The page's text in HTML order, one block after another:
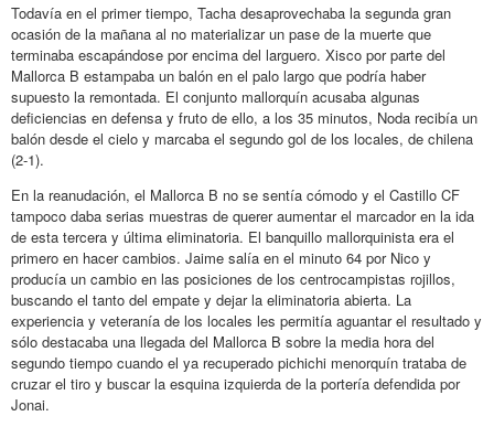
Todavía en el primer tiempo, Tacha desaprovechaba la segunda gran
ocasión de la mañana al no materializar un pase de la muerte que
terminaba escapándose por encima del larguero. Xisco por parte del
Mallorca B estampaba un balón en el palo largo que podría haber
supuesto la remontada. El conjunto mallorquín acusaba algunas
deficiencias en defensa y fruto de ello, a los 35 minutos, Noda recibía un
balón desde el cielo y marcaba el segundo gol de los locales, de chilena
(2-1).
En la reanudación, el Mallorca B no se sentía cómodo y el Castillo CF
tampoco daba serias muestras de querer aumentar el marcador en la ida
de esta tercera y última eliminatoria. El banquillo mallorquinista era el
primero en hacer cambios. Jaime salía en el minuto 64 por Nico y
producía un cambio en las posiciones de los centrocampistas rojillos,
buscando el tanto del empate y dejar la eliminatoria abierta. La
experiencia y veteranía de los locales les permitía aguantar el resultado y
sólo destacaba una llegada del Mallorca B sobre la media hora del
segundo tiempo cuando el ya recuperado pichichi menorquín trataba de
cruzar el tiro y buscar la esquina izquierda de la portería defendida por
Jonai.